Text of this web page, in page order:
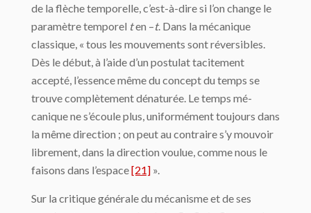
de la flèche temporelle, c’est-à-dire si l’on change le
paramètre temporel ten –t. Dans la mécanique
classique, « tous les mouvements sont réversibles.
Dès le début, à l’aide d’un postulat tacitement
accepté, l’essence même du concept du temps se
trouve complètement dénaturée. Le temps mé­
canique ne s’écoule plus, uniformément toujours dans
la même direction ; on peut au contraire s’y mouvoir
librement, dans la direction voulue, comme nous le
faisons dans l’espace[21] ».
Sur la critique générale du mécanisme et de ses